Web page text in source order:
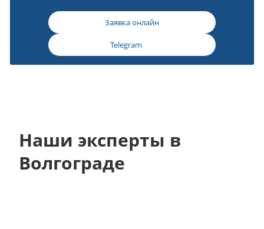
Заявка онлайн
Telegram
Наши эксперты в
Волгограде